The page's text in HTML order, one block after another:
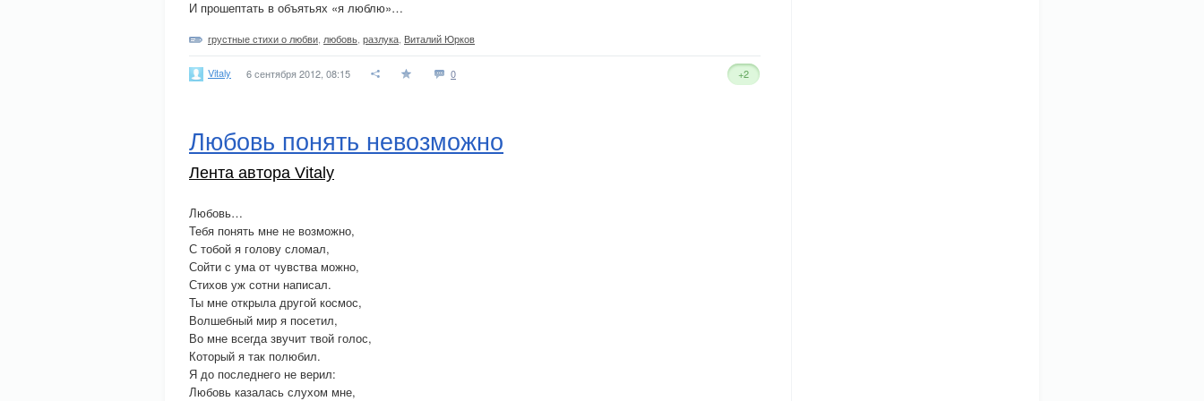
И прошептать в объятьях «я люблю»…
грустные стихи о любви любовь разлука Виталий Юрков
Vitaly 6 сентября 2012, 08:15 0 +2
Любовь понять невозможно
Лента автора Vitaly
Любовь…
Тебя понять мне не возможно,
С тобой я голову сломал,
Сойти с ума от чувства можно,
Стихов уж сотни написал.
Ты мне открыла другой космос,
Волшебный мир я посетил,
Во мне всегда звучит твой голос,
Который я так полюбил.
Я до последнего не верил:
Любовь казалась слухом мне,